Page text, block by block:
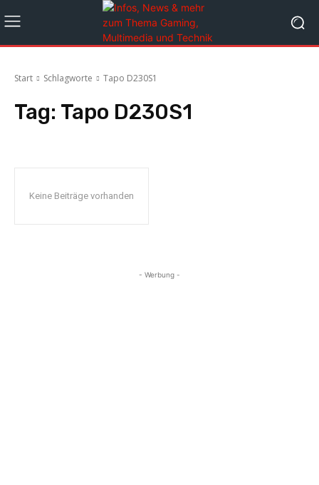
Start Schlagworte Tapo D230S1
Tag: Tapo D230S1
Keine Beiträge vorhanden
- Werbung -